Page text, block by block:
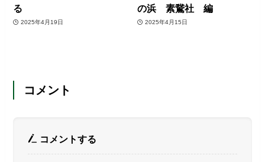
る
2025年4月19日
の浜 素鵞社 編
2025年4月15日
コメント
コメントする